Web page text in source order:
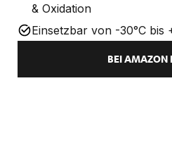
& Oxidation
Einsetzbar von -30°C bis
BEI AMAZON